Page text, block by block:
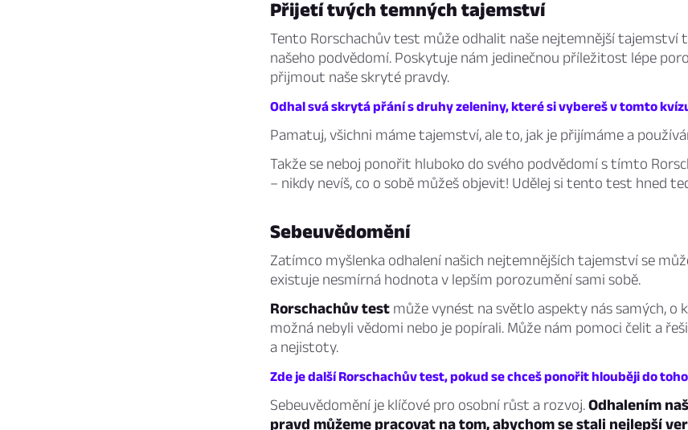
Přijetí tvých temných tajemství
Tento Rorschachův test může odhalit naše nejtemnější tajemství
našeho podvědomí. Poskytuje nám jedinečnou příležitost lépe
přijmout naše skryté pravdy.
Odhal svá skrytá přání s druhy zeleniny, které si vybereš v tomto
Pamatuj, všichni máme tajemství, ale to, jak je přijímáme a
Takže se neboj ponořit hluboko do svého podvědomí s tímto
– nikdy nevíš, co o sobě můžeš objevit! Udělej si tento test hned
Sebeuvědomění
Zatímco myšlenka odhalení našich nejtemnějších tajemství se
existuje nesmírná hodnota v lepším porozumění sami sobě.
Rorschachův test může vynést na světlo aspekty nás samých, o
možná nebyli vědomi nebo je popírali. Může nám pomoci čelit a
a nejistoty.
Zde je další Rorschachův test, pokud se chceš ponořit hlouběji do
Sebeuvědomění je klíčové pro osobní růst a rozvoj.Odhalením
pravd můžeme pracovat na tom, abychom se stali nejlepší